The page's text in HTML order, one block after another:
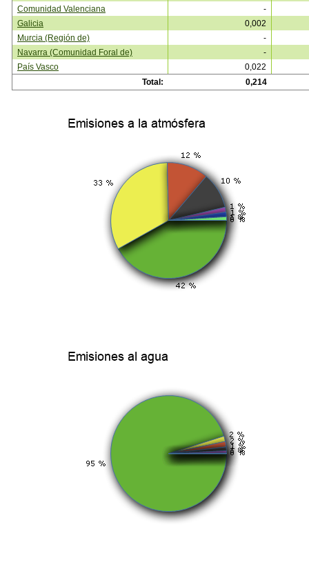
Total: 0,214
Comunidad Valenciana
-
Galicia
0,002
Murcia (Región de)
-
Navarra (Comunidad Foral de)
-
País Vasco
0,022